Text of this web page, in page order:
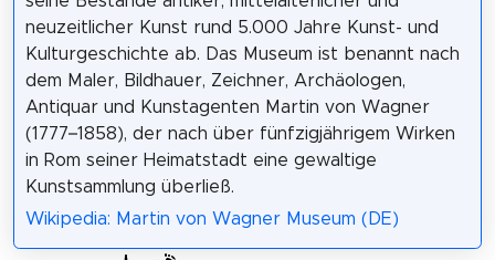
neuzeitlicher Kunst rund 5.000 Jahre Kunst- und
Kulturgeschichte ab. Das Museum ist benannt nach
dem Maler, Bildhauer, Zeichner, Archäologen,
Antiquar und Kunstagenten Martin von Wagner
(1777–1858), der nach über fünfzigjährigem Wirken
in Rom seiner Heimatstadt eine gewaltige
Kunstsammlung überließ.
Wikipedia: Martin von Wagner Museum (DE)